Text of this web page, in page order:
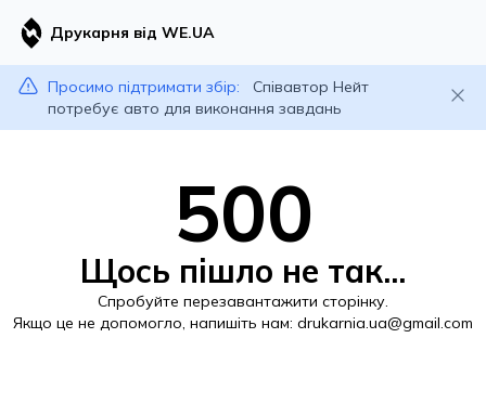
Друкарня від WE.UA
Просимо підтримати збір:
Співавтор Нейт
потребує авто для виконання завдань
500
Щось пішло не так...
Спробуйте перезавантажити сторінку.
Якщо це не допомогло, напишіть нам: drukarnia.ua@gmail.com